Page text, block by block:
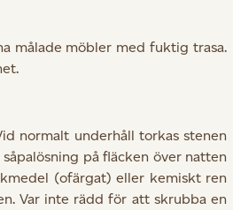
målade möbler med fuktig trasa.
normalt underhåll torkas stenen
på fläcken över natten
(ofärgat) eller kemiskt ren
Var inte rädd för att skrubba en